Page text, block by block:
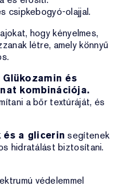
csipkebogyó-olajjal.
hogy kényelmes,
létre, amely könnyű
Glükozamin és
kombinációja.
a bőr textúráját, és
és a glicerin segítenek
hidratálást biztosítani.
védelemmel